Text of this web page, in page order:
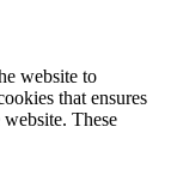
website to
that ensures
These